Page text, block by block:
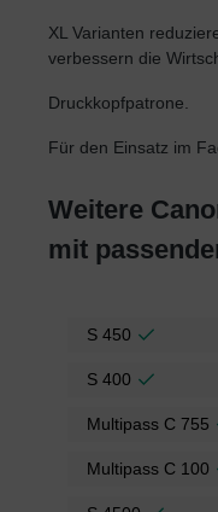
XL Varianten
verbessern die
Druckkopfpatrone.
Für den Einsatz im
Weitere
mit
S 450
S 400
Multipass C 755
Multipass C 100